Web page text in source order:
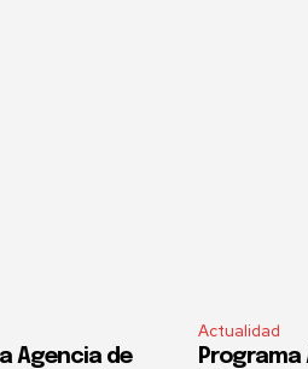
Agencia de
Actualidad
Programa